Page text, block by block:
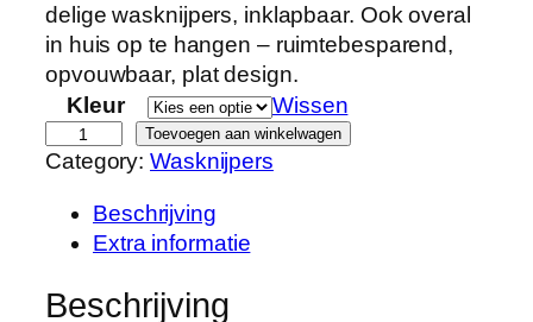
a
s
s
e
:
€
0
.
0
delige wasknijpers, inklapbaar. Ook overal
in huis op te hangen – ruimtebesparend,
opvouwbaar, plat design.
Kleur
Wissen
Z
u
Toevoegen aan winkelwagen
Category:Wasknijpers
Beschrijving
Extra informatie
Beschrijving